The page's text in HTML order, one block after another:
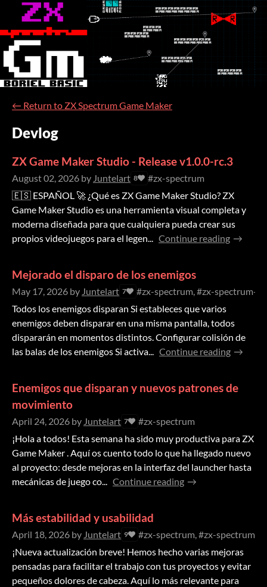
← Return to ZX Spectrum Game Maker
Devlog
ZX Game Maker Studio - Release v1.0.0-rc.3
August 02, 2026 by Juntelart 8
#zx-spectrum
🇪🇸 ESPAÑOL 🚀 ¿Qué es ZX Game Maker Studio? ZX
Game Maker Studio es una herramienta visual completa y
moderna diseñada para que cualquiera pueda crear sus
propios videojuegos para el legen... Continue reading
Mejorado el disparo de los enemigos
May 17, 2026 by Juntelart 7
#zx-spectrum, #zx-spectrum-
Todos los enemigos disparan Si estableces que varios
enemigos deben disparar en una misma pantalla, todos
dispararán en momentos distintos. Configurar colisión de
las balas de los enemigos Si activa... Continue reading
Enemigos que disparan y nuevos patrones de
movimiento
April 24, 2026 by Juntelart 7
#zx-spectrum
¡Hola a todos! Esta semana ha sido muy productiva para ZX
Game Maker . Aquí os cuento todo lo que ha llegado nuevo
al proyecto: desde mejoras en la interfaz del launcher hasta
mecánicas de juego co... Continue reading
Más estabilidad y usabilidad
April 18, 2026 by Juntelart 9
#zx-spectrum, #zx-spectrum-
¡Nueva actualización breve! Hemos hecho varias mejoras
pensadas para facilitar el trabajo con tus proyectos y evitar
pequeños dolores de cabeza. Aquí lo más relevante para